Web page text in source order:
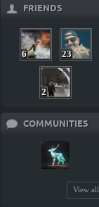
FRIENDS
6 23
2
COMMUNITIES
View all